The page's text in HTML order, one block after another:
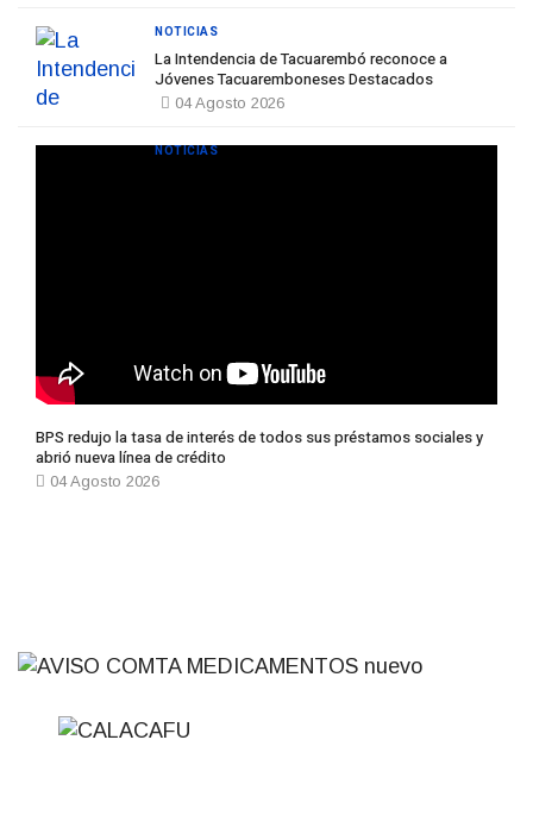
La Intendencia de Tacuarembó reconoce a
Jóvenes Tacuaremboneses Destacados
04 Agosto 2026
NOTICIAS
BPS redujo la tasa de interés de todos sus préstamos sociales y
abrió nueva línea de crédito
04 Agosto 2026
NOTICIAS